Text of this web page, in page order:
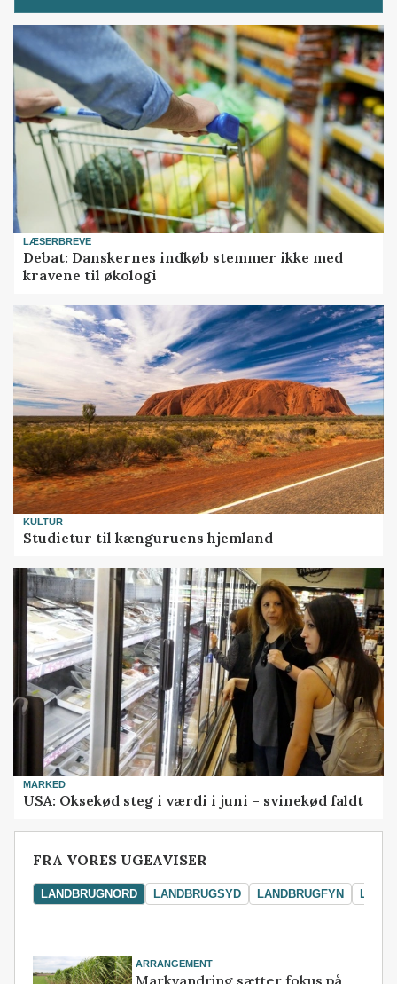
LÆSERBREVE
Debat: Danskernes indkøb stemmer ikke med
kravene til økologi
KULTUR
Studietur til kænguruens hjemland
MARKED
USA: Oksekød steg i værdi i juni – svinekød faldt
FRA VORES UGEAVISER
LANDBRUGNORD LANDBRUGSYD LANDBRUGFYN
ARRANGEMENT
Markvandring sætter fokus på